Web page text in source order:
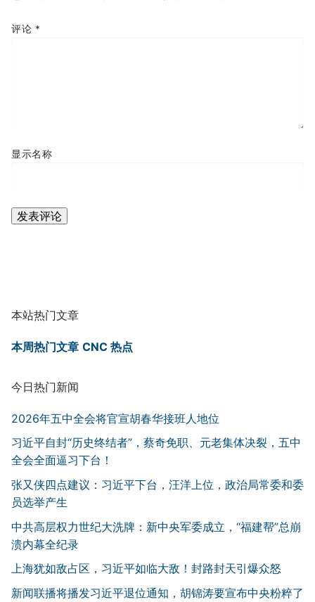
评论 *
显示名称
本站热门文章
本周热门文章 CNC 热点
今日热门新闻
2026年五中全会将官宣胡春华接班人地位
习近平自封“历史终结者”，蔡奇免职、元老集体决裂，五中
全会全面逼习下台！
张又侠四点建议：习近平下台，汪洋上位，政治局常委和委
员选举产生
中共高层权力世纪大洗牌：新中央军委成立，“福建帮”总崩
溃内幕全纪录
上海犹如敌占区，习近平如临大敌！封路封天引爆众怒
新闻联播将播发习近平退位通知，胡锦涛要宣布中央粉粹了